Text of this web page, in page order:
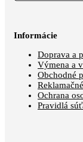
Informácie
Doprava a
Výmena a
Obchodné
Ochrana
Pravidlá